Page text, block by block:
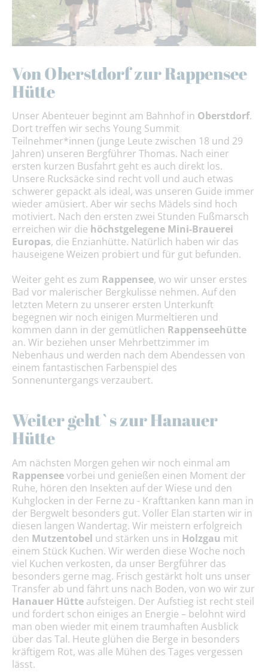
Von Oberstdorf zur Rappensee
Hütte
Unser Abenteuer beginnt am Bahnhof in Oberstdorf.
Dort treffen wir sechs Young Summit
Teilnehmer*innen (junge Leute zwischen 18 und 29
Jahren) unseren Bergführer Thomas. Nach einer
ersten kurzen Busfahrt geht es auch direkt los.
Unsere Rucksäcke sind recht voll und auch etwas
schwerer gepackt als ideal, was unseren Guide immer
wieder amüsiert. Aber wir sechs Mädels sind hoch
motiviert. Nach den ersten zwei Stunden Fußmarsch
erreichen wir die höchstgelegene Mini-Brauerei
Europas, die Enzianhütte. Natürlich haben wir das
hauseigene Weizen probiert und für gut befunden.
Weiter geht es zum Rappensee, wo wir unser erstes
Bad vor malerischer Bergkulisse nehmen. Auf den
letzten Metern zu unserer ersten Unterkunft
begegnen wir noch einigen Murmeltieren und
kommen dann in der gemütlichen Rappenseehütte
an. Wir beziehen unser Mehrbettzimmer im
Nebenhaus und werden nach dem Abendessen von
einem fantastischen Farbenspiel des
Sonnenuntergangs verzaubert.
Weiter geht`s zur Hanauer
Hütte
Am nächsten Morgen gehen wir noch einmal am
Rappenseevorbei und genießen einen Moment der
Ruhe, hören den Insekten auf der Wiese und den
Kuhglocken in der Ferne zu - Krafttanken kann man in
der Bergwelt besonders gut. Voller Elan starten wir in
diesen langen Wandertag. Wir meistern erfolgreich
den Mutzentobel und stärken uns in Holzgau mit
einem Stück Kuchen. Wir werden diese Woche noch
viel Kuchen verkosten, da unser Bergführer das
besonders gerne mag. Frisch gestärkt holt uns unser
Transfer ab und fährt uns nach Boden, von wo wir zur
Hanauer Hütte aufsteigen. Der Aufstieg ist recht steil
und fordert schon einiges an Energie – belohnt wird
man oben wieder mit einem traumhaften Ausblick
über das Tal. Heute glühen die Berge in besonders
kräftigem Rot, was alle Mühen des Tages vergessen
lässt.